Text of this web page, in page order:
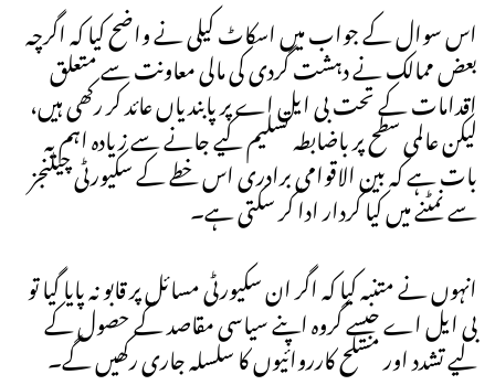
اس سوال کے جواب میں اسکاٹ کیلی نے واضح کیا کہ اگرچہ
بعض ممالک نے دہشت گردی کی مالی معاونت سے متعلق
اقدامات کے تحت بی ایل اے پر پابندیاں عائد کر رکھی ہیں،
لیکن عالمی سطح پر باضابطہ تسلیم کیے جانے سے زیادہ اہم یہ
بات ہے کہ بین الاقوامی برادری اس خطے کے سکیورٹی چیلنجز
سے نمٹنے میں کیا کردار ادا کر سکتی ہے۔
انہوں نے متنبہ کیا کہ اگر ان سکیورٹی مسائل پر قابو نہ پایا گیا تو
بی ایل اے جیسے گروہ اپنے سیاسی مقاصد کے حصول کے
لیے تشدد اور مسلح کارروائیوں کا سلسلہ جاری رکھیں گے۔